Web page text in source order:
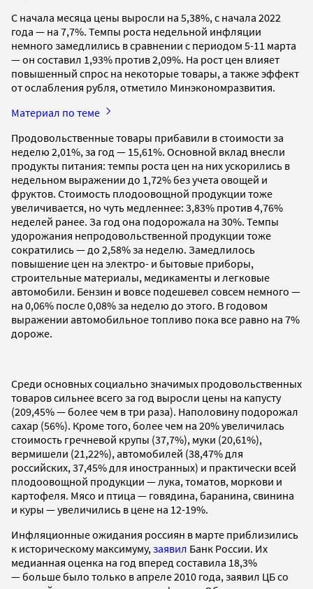
С начала месяца цены выросли на 5,38%, с начала 2022
года — на 7,7%. Темпы роста недельной инфляции
немного замедлились в сравнении с периодом 5-11 марта
— он составил 1,93% против 2,09%. На рост цен влияет
повышенный спрос на некоторые товары, а также эффект
от ослабления рубля, отметило Минэкономразвития.
Материал по теме
Продовольственные товары прибавили в стоимости за
неделю 2,01%, за год — 15,61%. Основной вклад внесли
продукты питания: темпы роста цен на них ускорились в
недельном выражении до 1,72% без учета овощей и
фруктов. Стоимость плодоовощной продукции тоже
увеличивается, но чуть медленнее: 3,83% против 4,76%
неделей ранее. За год она подорожала на 30%. Темпы
удорожания непродовольственной продукции тоже
сократились — до 2,58% за неделю. Замедлилось
повышение цен на электро- и бытовые приборы,
строительные материалы, медикаменты и легковые
автомобили. Бензин и вовсе подешевел совсем немного —
на 0,06% после 0,08% за неделю до этого. В годовом
выражении автомобильное топливо пока все равно на 7%
дороже.
Среди основных социально значимых продовольственных
товаров сильнее всего за год выросли цены на капусту
(209,45% — более чем в три раза). Наполовину подорожал
сахар (56%). Кроме того, более чем на 20% увеличилась
стоимость гречневой крупы (37,7%), муки (20,61%),
вермишели (21,22%), автомобилей (38,47% для
российских, 37,45% для иностранных) и практически всей
плодоовощной продукции — лука, томатов, моркови и
картофеля. Мясо и птица — говядина, баранина, свинина
и куры — увеличились в цене на 12-19%.
Инфляционные ожидания россиян в марте приблизились
к историческому максимуму, заявил Банк России. Их
медианная оценка на год вперед составила 18,3%
— больше было только в апреле 2010 года, заявил ЦБ со